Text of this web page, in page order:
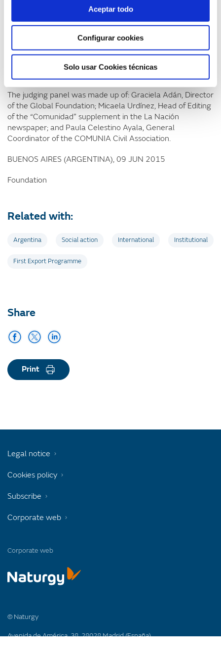
Aceptar todo
Configurar cookies
Solo usar Cookies técnicas
“Trabajar por Seguridad”, from the Aime Nendive Civil
Association
“Pibes Limpios”, from Club Atlético Lugano
“Educando Jóvenes en el oficio de camareros
The judging panel was made up of: Graciela Adán, Director
of the Global Foundation; Micaela Urdínez, Head of Editing
of the “Comunidad” supplement in the La Nación
newspaper; and Paula Celestino Ayala, General
Coordinator of the COMUNIA Civil Association.
BUENOS AIRES (ARGENTINA), 09 JUN 2015
Foundation
Related with:
Argentina Social action International Institutional
First Export Programme
Share
Print
Corporate web
© Naturgy
Avenida de América, 38. 28028 Madrid (España)
Legal notice
Cookies policy
Subscribe
Corporate web